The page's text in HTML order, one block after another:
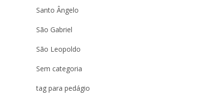
Santo Ângelo
São Gabriel
São Leopoldo
Sem categoria
tag para pedágio